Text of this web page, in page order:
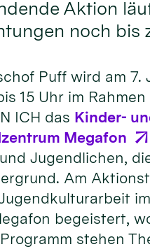
Aktion
noch bis
Puff wird am 7.
15 Uhr im
ICH das Kinder-
Megafon
Jugendlichen,
Am
begeistert,
stehen